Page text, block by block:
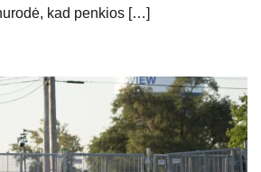
kad penkios […]